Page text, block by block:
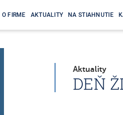
O FIRME AKTUALITY NA STIAHNUTIE
Aktuality
DEŇ